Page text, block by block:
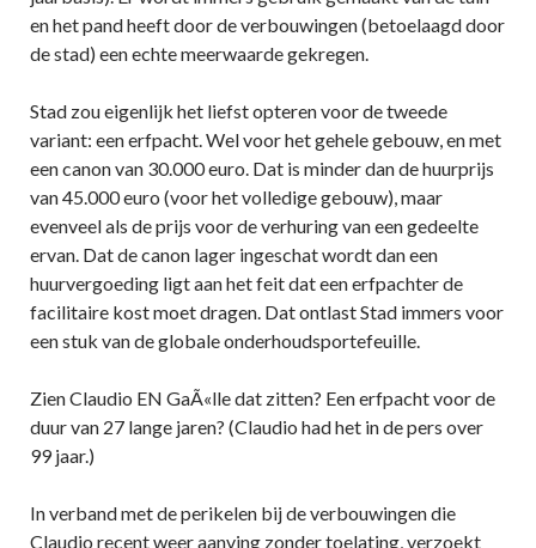
en het pand heeft door de verbouwingen (betoelaagd door
de stad) een echte meerwaarde gekregen.
Stad zou eigenlijk het liefst opteren voor de tweede
variant: een erfpacht. Wel voor het gehele gebouw, en met
een canon van 30.000 euro. Dat is minder dan de huurprijs
van 45.000 euro (voor het volledige gebouw), maar
evenveel als de prijs voor de verhuring van een gedeelte
ervan. Dat de canon lager ingeschat wordt dan een
huurvergoeding ligt aan het feit dat een erfpachter de
facilitaire kost moet dragen. Dat ontlast Stad immers voor
een stuk van de globale onderhoudsportefeuille.
Zien Claudio EN GaÃ«lle dat zitten? Een erfpacht voor de
duur van 27 lange jaren? (Claudio had het in de pers over
99 jaar.)
In verband met de perikelen bij de verbouwingen die
Claudio recent weer aanving zonder toelating, verzoekt